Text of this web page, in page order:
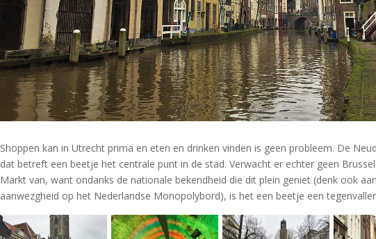
Shoppen kan in Utrecht prima en eten en drinken vinden is geen probleem. De
dat betreft een beetje het centrale punt in de stad. Verwacht er echter geen
Markt van, want ondanks de nationale bekendheid die dit plein geniet (denk ook
aanwezgheid op het Nederlandse Monopolybord), is het een beetje een